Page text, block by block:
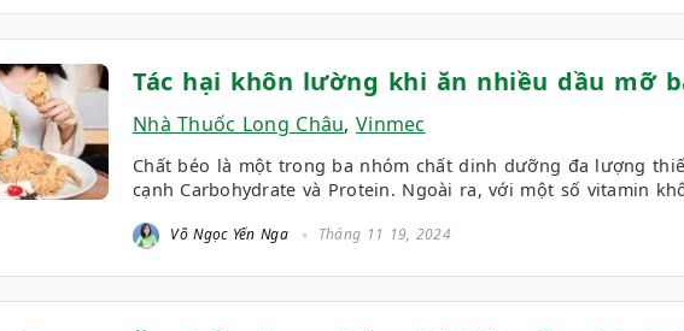
Tác hại khôn lường khi ăn nhiều dầu mỡ
Nhà Thuốc Long Châu,Vinmec
Chất béo là một trong ba nhóm chất dinh dưỡng đa lượng
cạnh Carbohydrate và Protein. Ngoài ra, với một số vitamin
Võ Ngọc Yến Nga Tháng 11 19, 2024